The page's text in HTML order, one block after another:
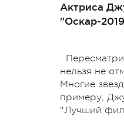
Актриса
"Оскар-
нельзя не
Многие
примеру,
"Лучший